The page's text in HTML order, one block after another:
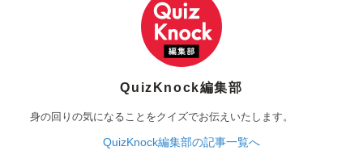
QuizKnock編集部
身の回りの気になることをクイズでお伝えいたします。
QuizKnock編集部の記事一覧へ